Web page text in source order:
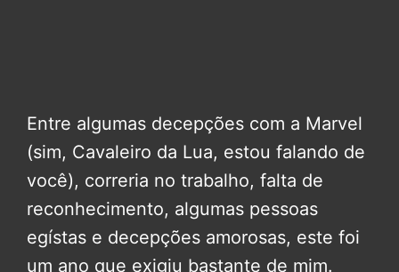
Entre algumas decepções com a Marvel
(sim, Cavaleiro da Lua, estou falando de
você), correria no trabalho, falta de
reconhecimento, algumas pessoas
egístas e decepções amorosas, este foi
um ano que exigiu bastante de mim.